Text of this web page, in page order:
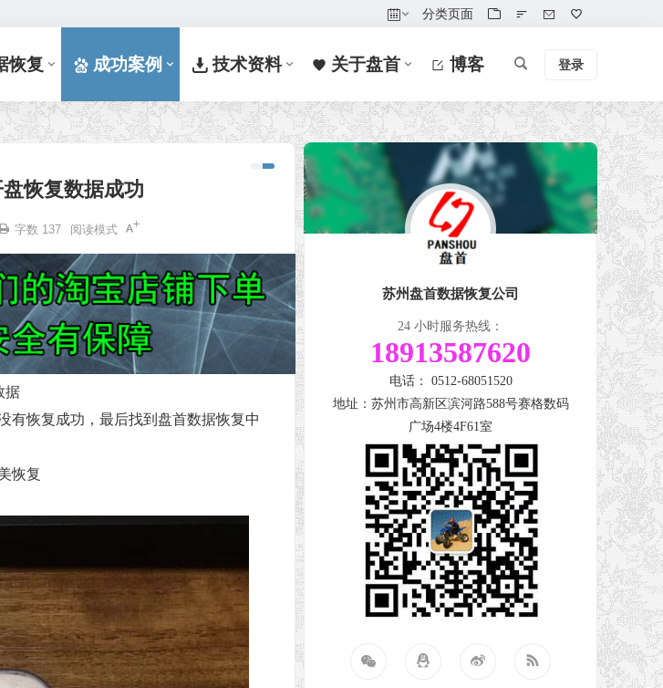
分类页面
恢复 成功案例 技术资料 关于盘首 博客 登录
恢复数据成功
字数 137 阅读模式
据
有恢复成功，最后找到盘首数据恢复中
恢复
苏州盘首数据恢复公司
24 小时服务热线：
18913587620
电话： 0512-68051520
地址：苏州市高新区滨河路588号赛格数码
广场4楼4F61室